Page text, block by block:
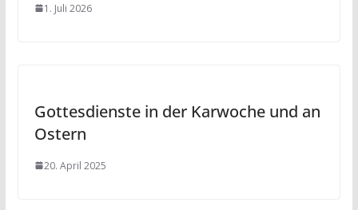
1. Juli 2026
Gottesdienste in der Karwoche und an
Ostern
20. April 2025